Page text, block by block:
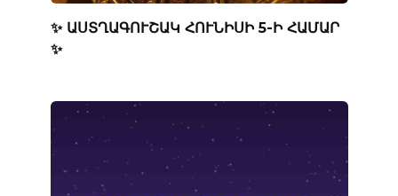
✨ ԱՍՏՂԱԳՈՒՇԱԿ ՀՈՒՆԻՍԻ 5-Ի ՀԱՄԱՐ
✨